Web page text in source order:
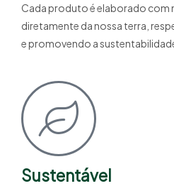
Cada produto é elaborado com
diretamente da nossa terra,
e promovendo a
Sustentável